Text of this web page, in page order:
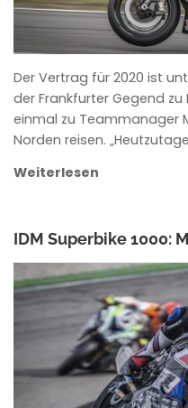
Der Vertrag für 2020 ist
der Frankfurter Gegend
einmal zu Teammanager
Norden reisen.
Weiterlesen
IDM Superbike 1000:
ANKE WIECZOREK